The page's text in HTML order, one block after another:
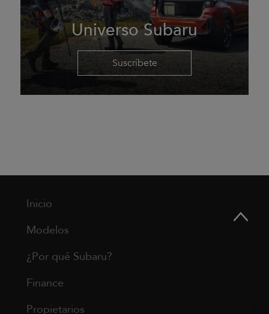
Universo Subaru
Suscríbete
Inicio
Modelos
¿Por qué Subaru?
Finance
Propietarios